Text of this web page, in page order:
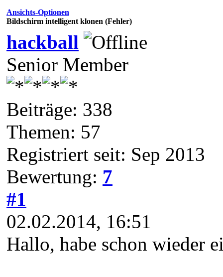
Ansichts-Optionen
Bildschirm intelligent klonen (Fehler)
hackball
Senior Member
Beiträge: 338
Themen: 57
Registriert seit: Sep 2013
Bewertung: 7
#1
02.02.2014, 16:51
Hallo, habe schon wieder